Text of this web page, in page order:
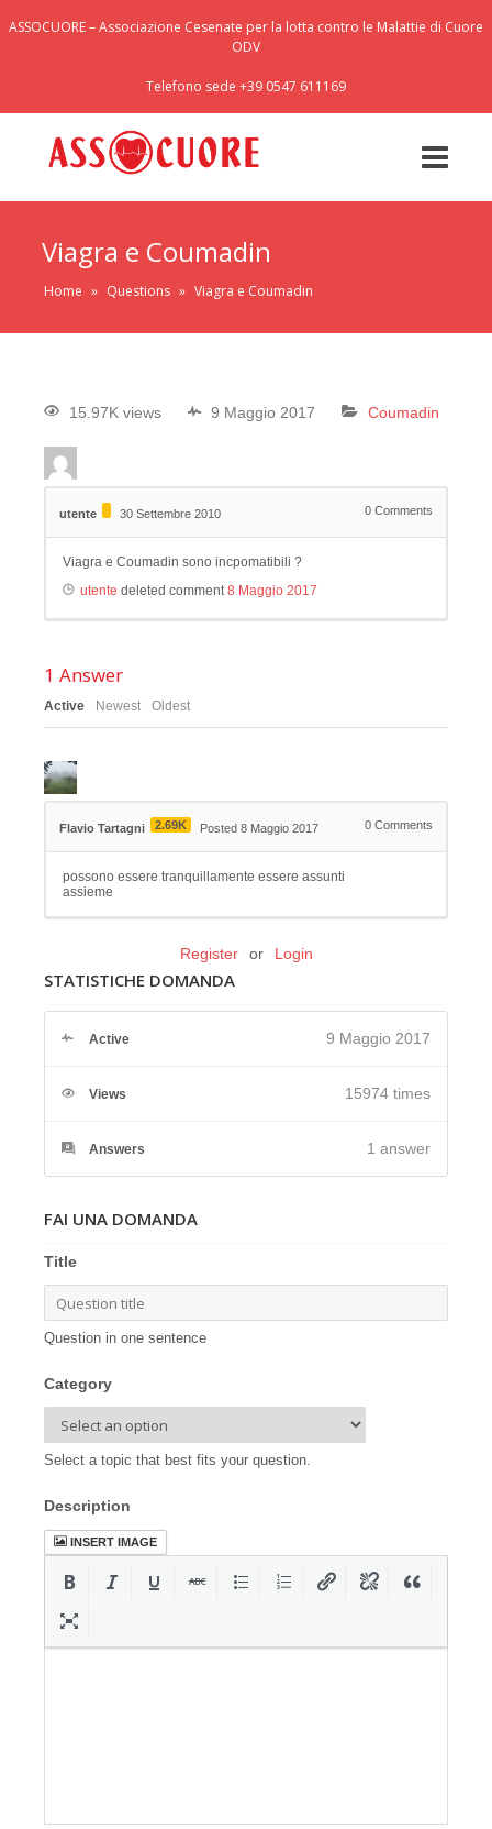
ASSOCUORE – Associazione Cesenate per la lotta contro le Malattie di Cuore
ODV
Telefono sede +39 0547 611169
Viagra e Coumadin
Home » Questions » Viagra e Coumadin
15.97K views 9 Maggio 2017 Coumadin
utente 30 Settembre 2010 0 Comments
Viagra e Coumadin sono incpomatibili ?
utente deleted comment8 Maggio 2017
1 Answer
Active Newest Oldest
Flavio Tartagni 2.69K Posted 8 Maggio 2017 0 Comments
possono essere tranquillamente essere assunti
assieme
Register or Login
STATISTICHE DOMANDA
Active 9 Maggio 2017
Views 15974 times
Answers 1 answer
FAI UNA DOMANDA
Title
Question in one sentence
Category
Select a topic that best fits your question.
Description
INSERT IMAGE